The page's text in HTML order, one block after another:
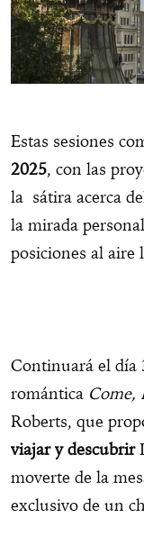
Estas sesiones
2025, con las
la sátira acerca
la mirada
posiciones al aire
Continuará el día
romántica Come,
Roberts, que
viajar y descubrir
moverte de la
exclusivo de un